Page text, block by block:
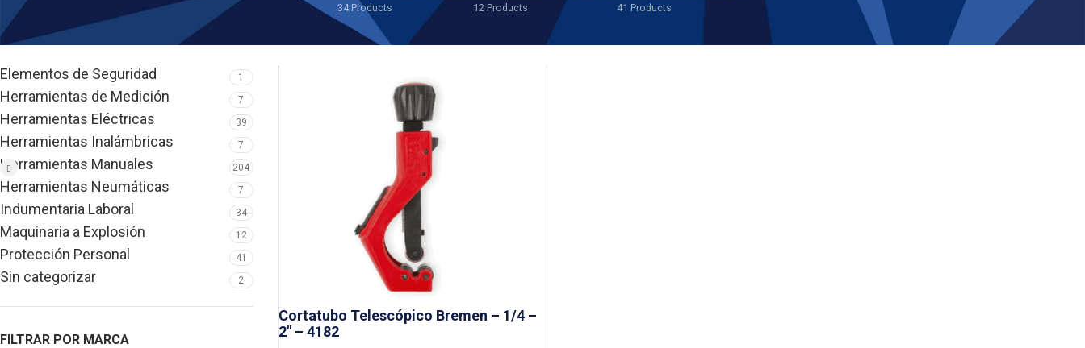
34 Products 12 Products 41 Products
CATEGORÍAS
Elementos de Seguridad 1
Herramientas de Medición 7
Herramientas Eléctricas 39
Herramientas Inalámbricas 7
Herramientas Manuales 204
Herramientas Neumáticas 7
Indumentaria Laboral 34
Maquinaria a Explosión 12
Protección Personal 41
Sin categorizar 2
FILTRAR POR MARCA
Herramientas Manuales 24
Cortatubo Telescópico Bremen – 1/4 –
2″ – 4182